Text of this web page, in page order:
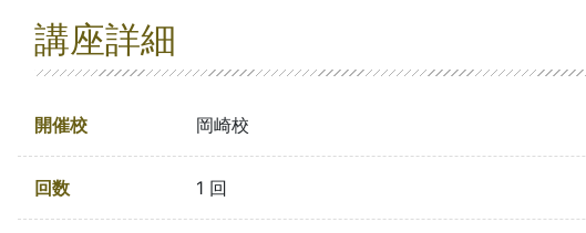
講座詳細
開催校 岡崎校
回数 1 回